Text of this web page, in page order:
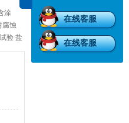
涂
腐蚀
验 盐
在线客服
在线客服